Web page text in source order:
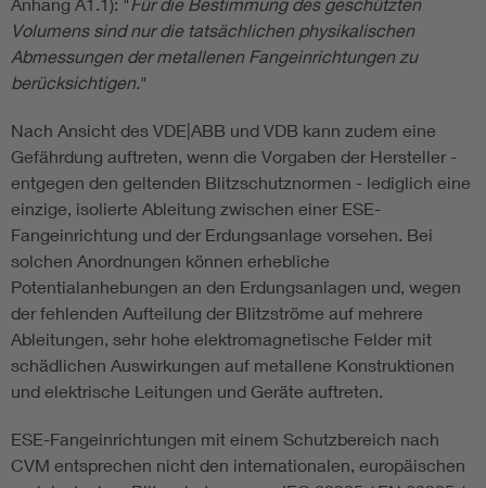
Anhang A1.1): "Für die Bestimmung des geschützten
Volumens sind nur die tatsächlichen physikalischen
Abmessungen der metallenen Fangeinrichtungen zu
berücksichtigen."
Nach Ansicht des VDE|ABB und VDB kann zudem eine
Gefährdung auftreten, wenn die Vorgaben der Hersteller -
entgegen den geltenden Blitzschutznormen - lediglich eine
einzige, isolierte Ableitung zwischen einer ESE-
Fangeinrichtung und der Erdungsanlage vorsehen. Bei
solchen Anordnungen können erhebliche
Potentialanhebungen an den Erdungsanlagen und, wegen
der fehlenden Aufteilung der Blitzströme auf mehrere
Ableitungen, sehr hohe elektromagnetische Felder mit
schädlichen Auswirkungen auf metallene Konstruktionen
und elektrische Leitungen und Geräte auftreten.
ESE-Fangeinrichtungen mit einem Schutzbereich nach
CVM entsprechen nicht den internationalen, europäischen